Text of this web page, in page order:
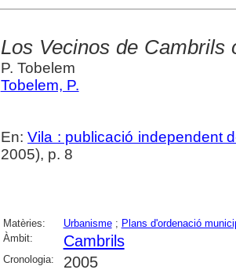
Los Vecinos de
P. Tobelem
Tobelem, P.
En:Vila : publicació independent
2005), p. 8
Matèries: Urbanisme; Plans d'ordenació
Àmbit:
Cambrils
Cronologia: 2005